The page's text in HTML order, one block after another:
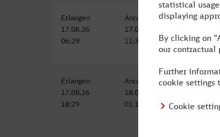
Erlangen
17.08.26
06:29
Anrath
17.08.26
11:38
Erlangen
17.08.26
18:29
Anrath Bahnhof, Willich
18.08.26
01:16